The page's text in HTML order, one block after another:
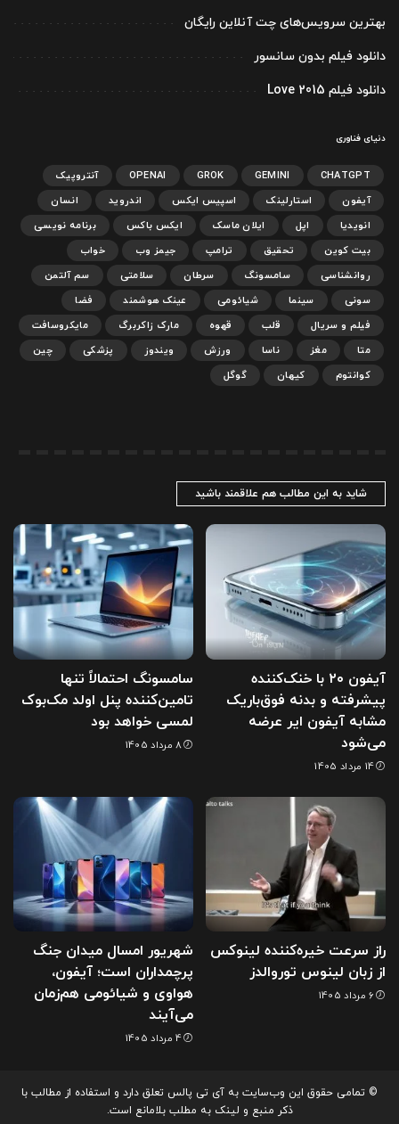
بهترین سرویس‌های چت آنلاین رایگان
دانلود فیلم بدون سانسور
دانلود فیلم Love 2015
دنیای فناوری
CHATGPT
GEMINI
GROK
OPENAI
آنتروپیک
آیفون
استارلینک اسپیس ایکس اندروید
انسان
انویدیا
اپل ایلان ماسک ایکس باکس
برنامه نویسی
بیت کوین
تحقیق ترامپ جیمز وب
خواب
روانشناسی
سامسونگ سرطان سلامتی
سم آلتمن
سونی
سینما شیائومی عینک هوشمند
فضا
فیلم و سریال
قلب قهوه مارک زاکربرگ
مایکروسافت
متا
مغز ناسا ورزش ویندوز پزشکی
چین
کوانتوم
کیهان گوگل
شاید به این مطالب هم علاقمند باشید
آیفون ۲۰ با خنک‌کننده
پیشرفته و بدنه فوق‌باریک
مشابه آیفون ایر عرضه
می‌شود
14 مرداد 1405
سامسونگ احتمالاً تنها
تامین‌کننده پنل اولد مک‌بوک
لمسی خواهد بود
8 مرداد 1405
راز سرعت خیره‌کننده لینوکس
از زبان لینوس توروالدز
6 مرداد 1405
شهریور امسال میدان جنگ
پرچمداران است؛ آیفون،
هواوی و شیائومی هم‌زمان
می‌آیند
4 مرداد 1405
© تمامی حقوق این وب‌سایت به آی تی پالس تعلق دارد و استفاده از مطالب با
ذکر منبع و لینک به مطلب بلامانع است.